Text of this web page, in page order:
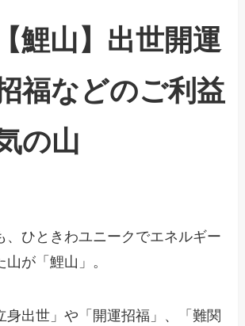
鯉山】出世開運
福などのご利益
の山
、ひときわユニークでエネルギー
が「鯉山」。
身出世」や「開運招福」、「難関